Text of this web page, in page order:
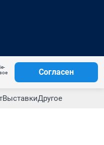
Согласен
ВыставкиДругое